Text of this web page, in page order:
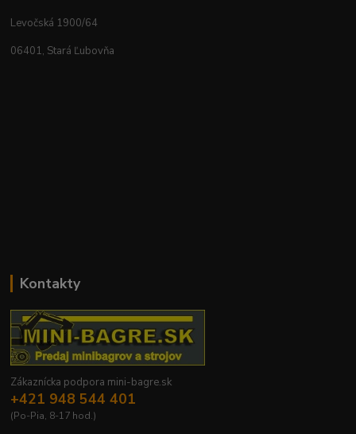
Levočská 1900/64
06401, Stará Ľubovňa
Kontakty
Zákaznícka podpora mini-bagre.sk
+421 948 544 401
(Po-Pia, 8-17 hod.)